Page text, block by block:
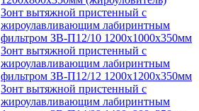
Зонт вытяжной пристенный с
жироулавливающим лабиринтным
фильтром ЗВ-П12/10 1200х1000х350мм
Зонт вытяжной пристенный с
жироулавливающим лабиринтным
фильтром ЗВ-П12/12 1200х1200х350мм
Зонт вытяжной пристенный с
жироулавливающим лабиринтным